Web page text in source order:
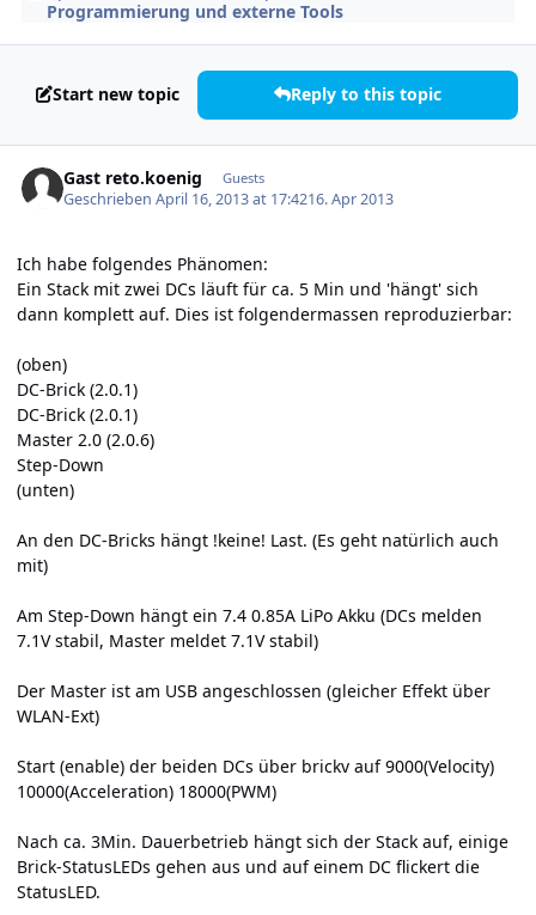
Programmierung und externe Tools
Start new topic Reply to this topic
Gast reto.koenig Guests
GeschriebenApril 16, 2013 at 17:4216. Apr 2013
Ich habe folgendes Phänomen:
Ein Stack mit zwei DCs läuft für ca. 5 Min und 'hängt' sich
dann komplett auf. Dies ist folgendermassen reproduzierbar:
(oben)
DC-Brick (2.0.1)
DC-Brick (2.0.1)
Master 2.0 (2.0.6)
Step-Down
(unten)
An den DC-Bricks hängt !keine! Last. (Es geht natürlich auch
mit)
Am Step-Down hängt ein 7.4 0.85A LiPo Akku (DCs melden
7.1V stabil, Master meldet 7.1V stabil)
Der Master ist am USB angeschlossen (gleicher Effekt über
WLAN-Ext)
Start (enable) der beiden DCs über brickv auf 9000(Velocity)
10000(Acceleration) 18000(PWM)
Nach ca. 3Min. Dauerbetrieb hängt sich der Stack auf, einige
Brick-StatusLEDs gehen aus und auf einem DC flickert die
StatusLED.